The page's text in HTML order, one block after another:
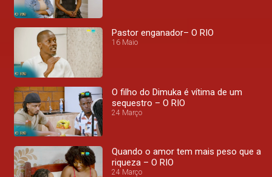
Pastor enganador– O RIO
16 Maio
O filho do Dimuka é vítima de um
sequestro – O RIO
24 Março
Quando o amor tem mais peso que a
riqueza – O RIO
24 Março